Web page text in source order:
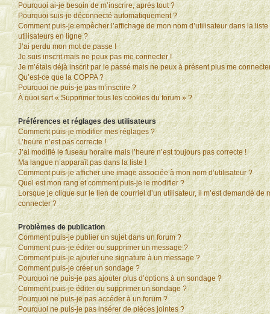
Pourquoi ai-je besoin de m’inscrire, après tout ?
Pourquoi suis-je déconnecté automatiquement ?
Comment puis-je empêcher l’affichage de mon nom d’utilisateur dans la liste
utilisateurs en ligne ?
J’ai perdu mon mot de passe !
Je suis inscrit mais ne peux pas me connecter !
Je m’étais déjà inscrit par le passé mais ne peux à présent plus me
Qu’est-ce que la COPPA ?
Pourquoi ne puis-je pas m’inscrire ?
À quoi sert « Supprimer tous les cookies du forum » ?
Préférences et réglages des utilisateurs
Comment puis-je modifier mes réglages ?
L’heure n’est pas correcte !
J’ai modifié le fuseau horaire mais l’heure n’est toujours pas correcte !
Ma langue n’apparaît pas dans la liste !
Comment puis-je afficher une image associée à mon nom d’utilisateur ?
Quel est mon rang et comment puis-je le modifier ?
Lorsque je clique sur le lien de courriel d’un utilisateur, il m’est demandé de
connecter ?
Problèmes de publication
Comment puis-je publier un sujet dans un forum ?
Comment puis-je éditer ou supprimer un message ?
Comment puis-je ajouter une signature à un message ?
Comment puis-je créer un sondage ?
Pourquoi ne puis-je pas ajouter plus d’options à un sondage ?
Comment puis-je éditer ou supprimer un sondage ?
Pourquoi ne puis-je pas accéder à un forum ?
Pourquoi ne puis-je pas insérer de pièces jointes ?